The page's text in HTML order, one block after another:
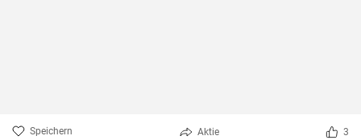
Speichern Aktie 3